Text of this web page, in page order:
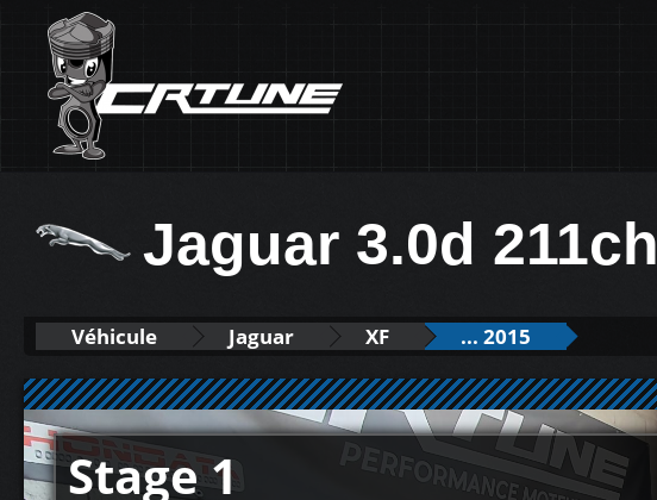
Jaguar 3.0d 211ch
Véhicule Jaguar XF ... 2015
Stage 1